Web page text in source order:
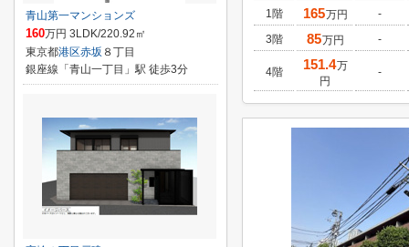
1階
165万円
-
3階
85万円 -
4階 151.4万
円
-
青山第一マンションズ
160万円 3LDK/220.92㎡
東京都港区赤坂 ８丁目
銀座線「青山一丁目」駅 徒歩3分